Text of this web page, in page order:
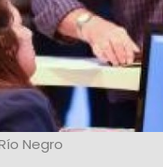
Negro